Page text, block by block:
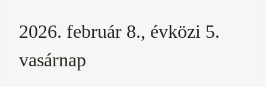
2026. február 8., évközi 5.
vasárnap